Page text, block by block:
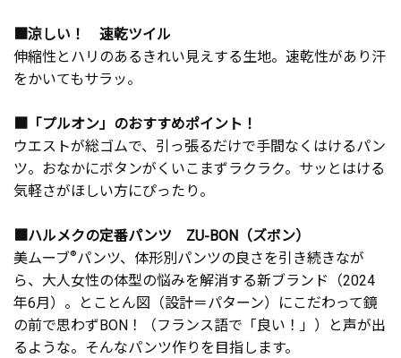
■涼しい！ 速乾ツイル
伸縮性とハリのあるきれい見えする生地。速乾性があり汗
をかいてもサラッ。
■「プルオン」のおすすめポイント！
ウエストが総ゴムで、引っ張るだけで手間なくはけるパン
ツ。おなかにボタンがくいこまずラクラク。サッとはける
気軽さがほしい方にぴったり。
■ハルメクの定番パンツ ZU-BON（ズボン）
美ムーブ®パンツ、体形別パンツの良さを引き続きなが
ら、大人女性の体型の悩みを解消する新ブランド（2024
年6月）。とことん図（設計＝パターン）にこだわって鏡
の前で思わずBON！（フランス語で「良い！」）と声が出
るような。そんなパンツ作りを目指します。